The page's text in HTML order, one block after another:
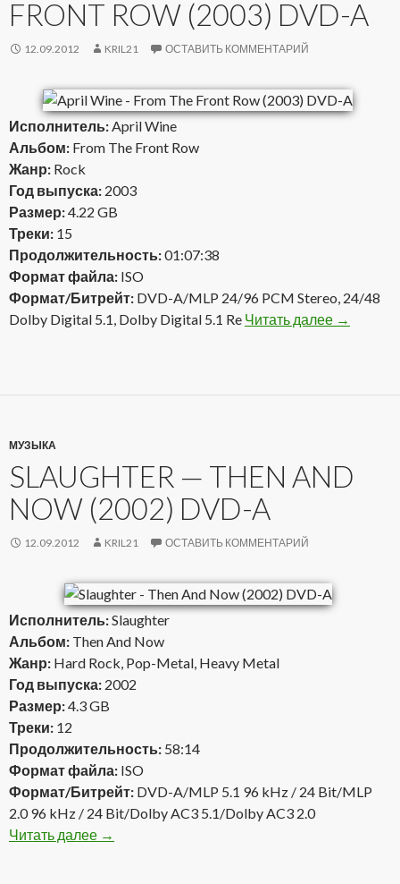
FRONT ROW (2003) DVD-A
12.09.2012 KRIL21 ОСТАВИТЬ КОММЕНТАРИЙ
Исполнитель:April Wine
Альбом: From The Front Row
Жанр: Rock
Год выпуска: 2003
Размер:4.22 GB
Треки: 15
Продолжительность:01:07:38
Формат файла: ISO
Формат/Битрейт: DVD-A/MLP 24/96 PCM Stereo, 24/48
Dolby Digital 5.1, Dolby Digital 5.1 Re Читать далее April
→
МУЗЫКА
SLAUGHTER — THEN AND
NOW (2002) DVD-A
12.09.2012 KRIL21 ОСТАВИТЬ КОММЕНТАРИЙ
Исполнитель:Slaughter
Альбом: Then And Now
Жанр: Hard Rock, Pop-Metal, Heavy Metal
Год выпуска: 2002
Размер:4.3 GB
Треки: 12
Продолжительность: 58:14
Формат файла: ISO
Формат/Битрейт: DVD-A/MLP 5.1 96 kHz / 24 Bit/MLP
2.0 96 kHz / 24 Bit/Dolby AC3 5.1/Dolby AC3 2.0
Читать далее Slaughter — Then And Now (2002) DVD-A
→